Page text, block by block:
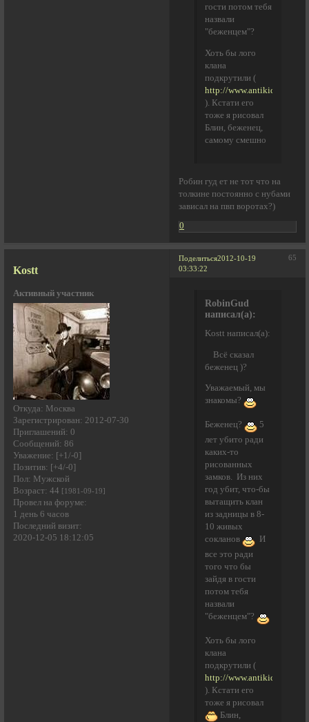
гости потом тебя
назвали
"беженцем"?
Хоть бы лого
клана
подкрутили (
http://www.antikidok.ru/
). Кстати его
тоже я рисовал
Блин, беженец,
самому смешно
Робин гуд ет не тот что на
толкине постоянно с нубами
зависал на пвп воротах?)
0
Поделиться 65
2012-10-19
03:33:22
Kostt
Активный участник
Откуда: Москва
Зарегистрирован: 2012-07-30
Приглашений: 0
Сообщений: 86
Уважение: [+1/-0]
Позитив: [+4/-0]
Пол: Мужской
Возраст: 44 [1981-09-19]
Провел на форуме:
1 день 6 часов
Последний визит:
2020-12-05 18:12:05
RobinGud
написал(а):
Kostt написал(а):
Всё сказал
беженец )?
Уважаемый, мы
знакомы?
Беженец?
5
лет убито ради
каких-то
рисованных
замков. Из них
год убит, что-бы
вытащить клан
из задницы в 8-
10 живых
сокланов
И
все это ради
того что бы
зайдя в гости
потом тебя
назвали
"беженцем"?
Хоть бы лого
клана
подкрутили (
http://www.antikidok.ru/
). Кстати его
тоже я рисовал
Блин,